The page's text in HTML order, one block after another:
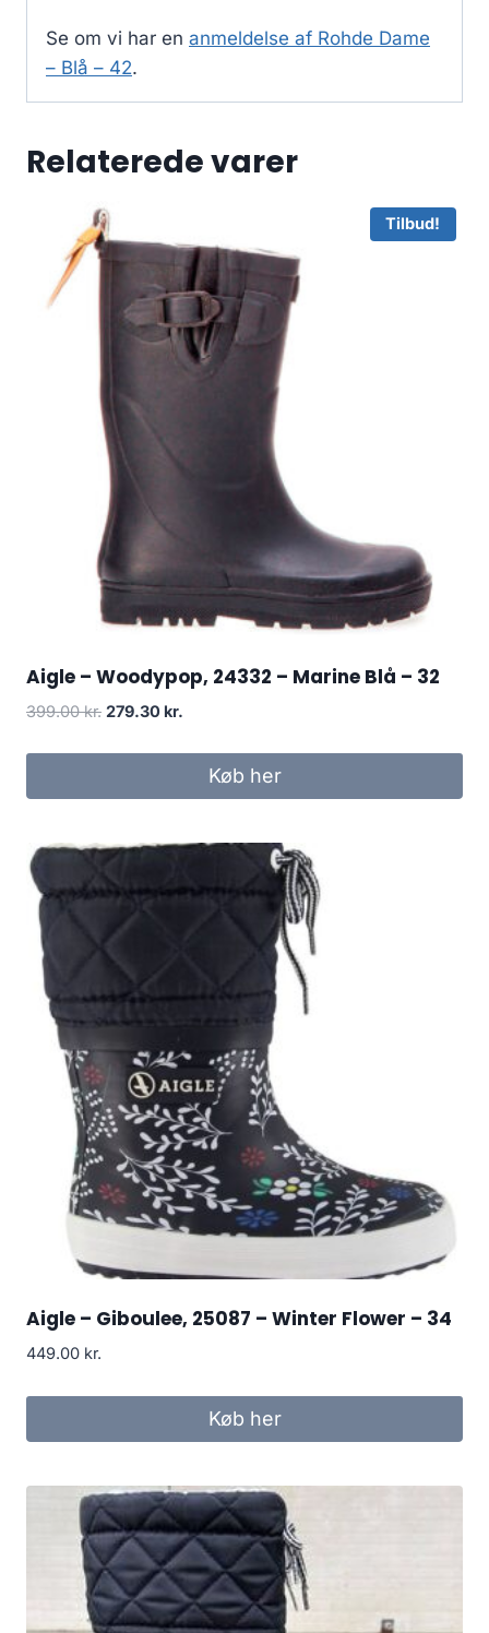
Se om vi har en anmeldelse af Rohde Dame
– Blå – 42.
Relaterede varer
Tilbud!
Aigle – Woodypop, 24332 – Marine Blå – 32
399.00kr. Den
279.30 kr.
Køb her
Aigle – Giboulee, 25087 – Winter Flower – 34
449.00 kr.
Køb her